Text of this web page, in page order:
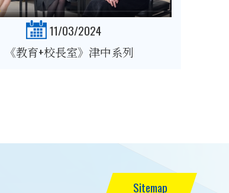
11/03/2024
《教育+校長室》津中系列
Sitemap